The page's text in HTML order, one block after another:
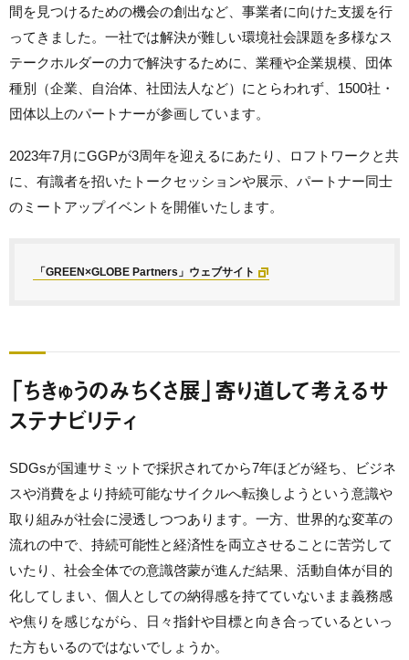
間を見つけるための機会の創出など、事業者に向けた支援を行
ってきました。一社では解決が難しい環境社会課題を多様なス
テークホルダーの力で解決するために、業種や企業規模、団体
種別（企業、自治体、社団法人など）にとらわれず、1500社・
団体以上のパートナーが参画しています。
2023年7月にGGPが3周年を迎えるにあたり、ロフトワークと共
に、有識者を招いたトークセッションや展示、パートナー同士
のミートアップイベントを開催いたします。
「GREEN×GLOBE Partners」ウェブサイト
「ちきゅうのみちくさ展」寄り道して考えるサ
ステナビリティ
SDGsが国連サミットで採択されてから7年ほどが経ち、ビジネ
スや消費をより持続可能なサイクルへ転換しようという意識や
取り組みが社会に浸透しつつあります。一方、世界的な変革の
流れの中で、持続可能性と経済性を両立させることに苦労して
いたり、社会全体での意識啓蒙が進んだ結果、活動自体が目的
化してしまい、個人としての納得感を持てていないまま義務感
や焦りを感じながら、日々指針や目標と向き合っているといっ
た方もいるのではないでしょうか。